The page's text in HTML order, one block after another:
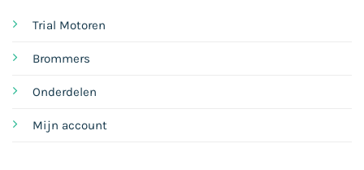
Trial Motoren
Brommers
Onderdelen
Mijn account